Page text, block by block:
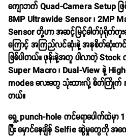
ကျောဘက် Quad-Camera Setup ဖ
8MP Ultrawide Sensor ၊ 2MP
Sensor တို့ဟာ အဆင့်မြင့်ဓါတ်ပုံရိုက်ကူးရ
ကြောင့် အကြည်လင်ဆုံးနဲ့ အနုစိတ်ဆုံးက
ဖြစ်ပါတယ်။ ဖုန်းနဲ့အတူ ပါလာတဲ့ Stock
Super Macro ၊ Dual-View နဲ့
modes လေးတွေ သုံးထားလို့ စိတ်ကြိုက်
တယ်။
ရှေ့ punch-hole ကင်မရာပေါက်ထဲမှာ
ပြီး မှောင်နေချိန် Selfie ဆွဲမှုတွေကို အ